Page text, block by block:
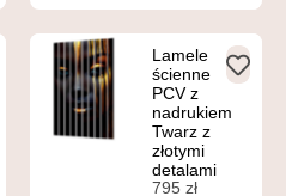
Lamele
ścienne
PCV z
nadrukiem
Twarz z
złotymi
detalami
795 zł